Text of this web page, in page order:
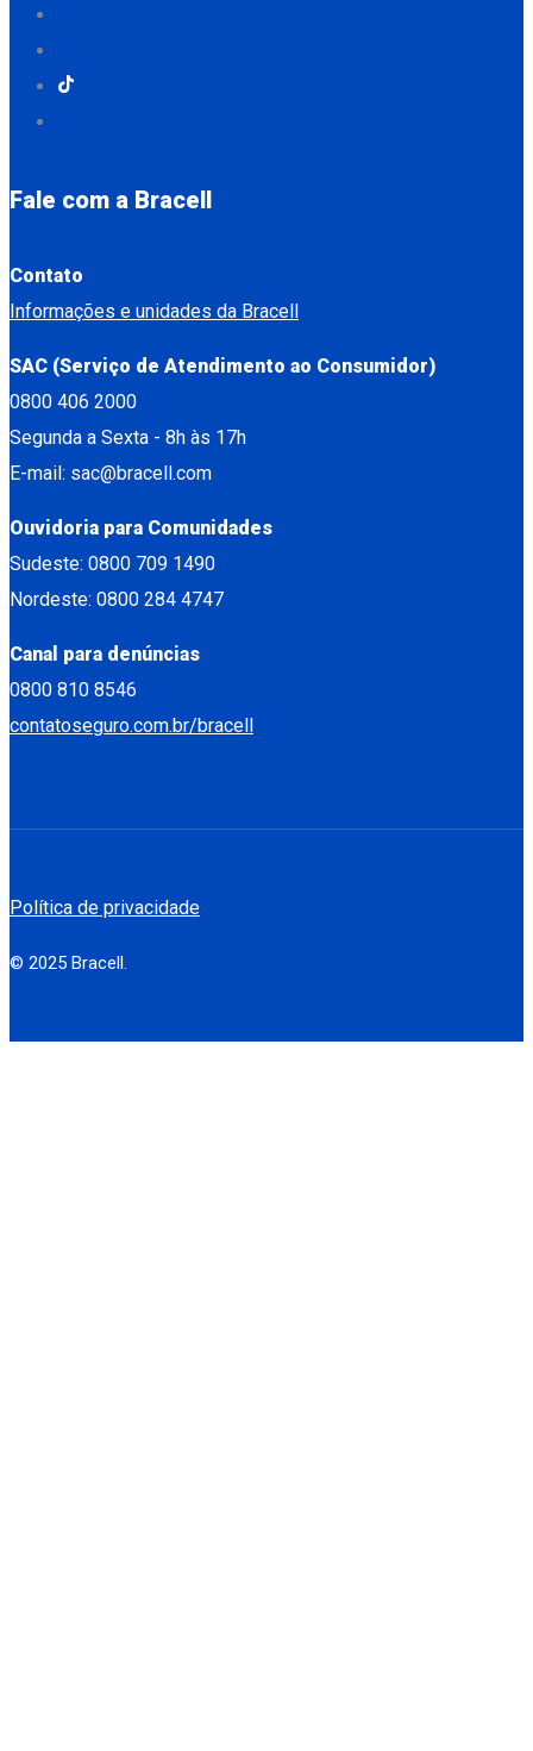
Fale com a Bracell
Contato
Informações e unidades da Bracell
SAC (Serviço de Atendimento ao Consumidor)
0800 406 2000
Segunda a Sexta - 8h às 17h
E-mail: sac@bracell.com
Ouvidoria para Comunidades
Sudeste: 0800 709 1490
Nordeste: 0800 284 4747
Canal para denúncias
0800 810 8546
contatoseguro.com.br/bracell
Política de privacidade
© 2025 Bracell.